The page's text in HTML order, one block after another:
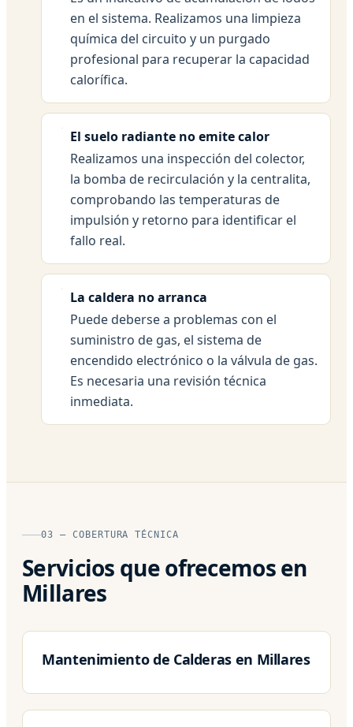
en el sistema. Realizamos una limpieza
química del circuito y un purgado
profesional para recuperar la capacidad
calorífica.
El suelo radiante no emite calor
Realizamos una inspección del colector,
la bomba de recirculación y la centralita,
comprobando las temperaturas de
impulsión y retorno para identificar el
fallo real.
La caldera no arranca
Puede deberse a problemas con el
suministro de gas, el sistema de
encendido electrónico o la válvula de gas.
Es necesaria una revisión técnica
inmediata.
03 — COBERTURA TÉCNICA
Servicios que ofrecemos en
Millares
Mantenimiento de Calderas en Millares